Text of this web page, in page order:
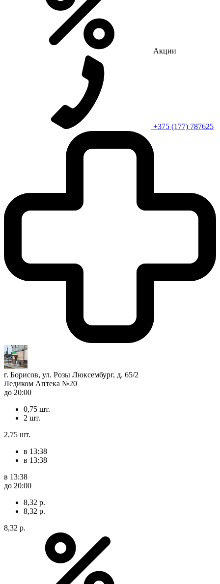
Акции
+375 (177) 787625
г. Борисов, ул. Розы Люксембург, д. 65/2
Ледиком Аптека №20
до 20:00
0,75 шт.
2 шт.
2,75 шт.
в 13:38
в 13:38
в 13:38
до 20:00
8,32 р.
8,32 р.
8,32 р.